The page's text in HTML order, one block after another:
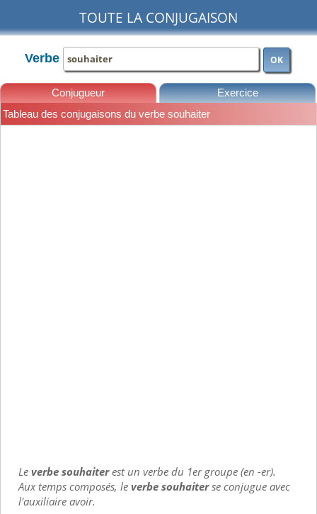
TOUTE LA CONJUGAISON
Verbe OK
Conjugueur Exercice
Tableau des conjugaisons du verbe souhaiter
Leverbe souhaiterest un verbe du 1er groupe (en -er).
Aux temps composés, leverbe souhaiterse conjugue avec
l'auxiliaire avoir.